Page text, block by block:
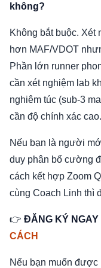
không?
Không bắt buộc. Xét
hơn MAF/VDOT
Phần lớn runner
cần xét nghiệm lab
nghiêm túc (sub-3
cần độ chính xác cao.
Nếu bạn là người
duy phân bổ cường
cách kết hợp Zoom
cùng Coach Linh thì
👉 ĐĂNG KÝ NGAY
CÁCH
Nếu bạn muốn được